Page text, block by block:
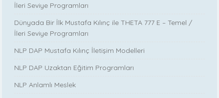
İleri Seviye Programları
Dünyada Bir İlk Mustafa Kılınç ile THETA 777 E – Temel /
İleri Seviye Programları
NLP DAP Mustafa Kılınç İletişim Modelleri
NLP DAP Uzaktan Eğitim Programları
NLP Anlamlı Meslek